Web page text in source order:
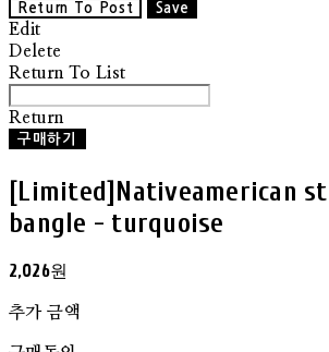
Return To Post Save
Edit
Delete
Return To List
Return
구매하기
[Limited]Nativeamerican
bangle - turquoise
2,026원
추가 금액